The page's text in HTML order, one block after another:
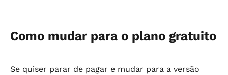
Como mudar para o plano gratuito
Se quiser parar de pagar e mudar para a versão